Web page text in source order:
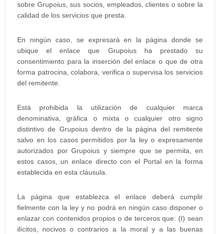
sobre Grupoius, sus socios, empleados, clientes o sobre la
calidad de los servicios que presta.
En ningún caso, se expresará en la página donde se
ubique el enlace que Grupoius ha prestado su
consentimiento para la inserción del enlace o que de otra
forma patrocina, colabora, verifica o supervisa los servicios
del remitente.
Está prohibida la utilización de cualquier marca
denominativa, gráfica o mixta o cualquier otro signo
distintivo de Grupoius dentro de la página del remitente
salvo en los casos permitidos por la ley o expresamente
autorizados por Grupoius y siempre que se permita, en
estos casos, un enlace directo con el Portal en la forma
establecida en esta cláusula.
La página que establezca el enlace deberá cumplir
fielmente con la ley y no podrá en ningún caso disponer o
enlazar con contenidos propios o de terceros que: (I) sean
ilícitos, nocivos o contrarios a la moral y a las buenas